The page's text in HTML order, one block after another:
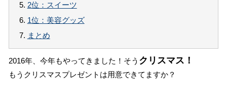
5. 2位：スイーツ
6. 1位：美容グッズ
7. まとめ
2016年、今年もやってきました！そう クリスマス！
もうクリスマスプレゼントは用意できてますか？